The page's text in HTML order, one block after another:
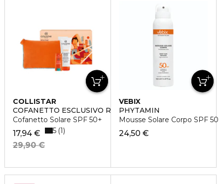
COLLISTAR
COFANETTO ESCLUSIVO ROUTINE SOLARE
Cofanetto Solare SPF 50+
17,94 €
29,90 €
5 1
VEBIX
PHYTAMIN
Mousse Solare Corpo SPF
24,50 €